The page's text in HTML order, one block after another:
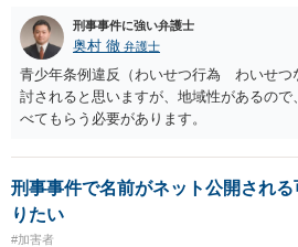
能性があると考えれば良いのでしょうか？
極めて低いと思います。 連絡が来ることは
刑事事件に強い弁護士
奥村 徹 弁護士
青少年条例違反（わいせつ行為 わいせつ
討されると思いますが、地域性があるの
べてもらう必要があります。
刑事事件で名前がネット公開され
りたい
#加害者